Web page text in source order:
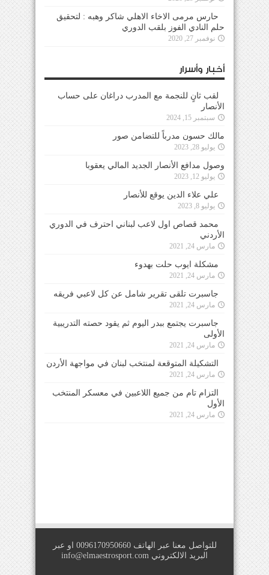
حارس مرمى الاخاء الاهلي شاكر وهبه : لتحقيق
حلم النادي الفوز بلقب الدوري
نوفمبر 27, 2020
أخبار وأسرار
لقب ثانٍ للنجمة مع المدرب دراغان على حساب
الأنصار
سبتمبر 15, 2024
مالك حسون مدرباً للتضامن صور
يوليو 28, 2023
وصول مدافع الأنصار الجديد المالي يعقوبا
يوليو 12, 2023
علي علاء الدين يوقع للأنصار
يوليو 8, 2023
محمد قصاص اول لاعب لبناني احترف في الدوري
الأردني
مارس 24, 2021
مشكلة ايوب حلت بهدوء
مارس 24, 2021
جاسبرت تلقى تقرير شامل عن كل لاعبي فريقه
مارس 24, 2021
جاسبرت يجتمع ببدر اليوم ثم يقود حصته التدريبية
الأولى
مارس 24, 2021
التشكيلة المتوقعة لمنتخب لبنان في مواجهة الأردن
مارس 24, 2021
التزام تام من جميع اللاعبين في معسكر المنتخب
الأول
مارس 24, 2021
للتواصل معنا عبر الهاتف 0096170950660 او عبر
البريد الالكتروني info@elmaestrosport.com